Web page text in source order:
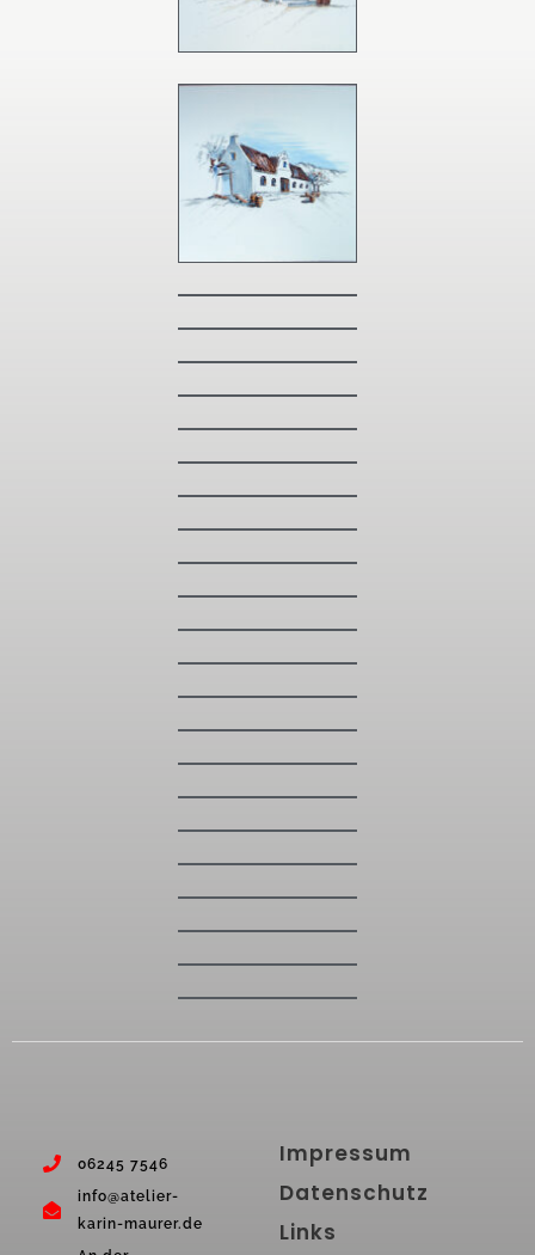
‭06245 7546
info@atelier-
karin-maurer.de
Impressum
Datenschutz
Links